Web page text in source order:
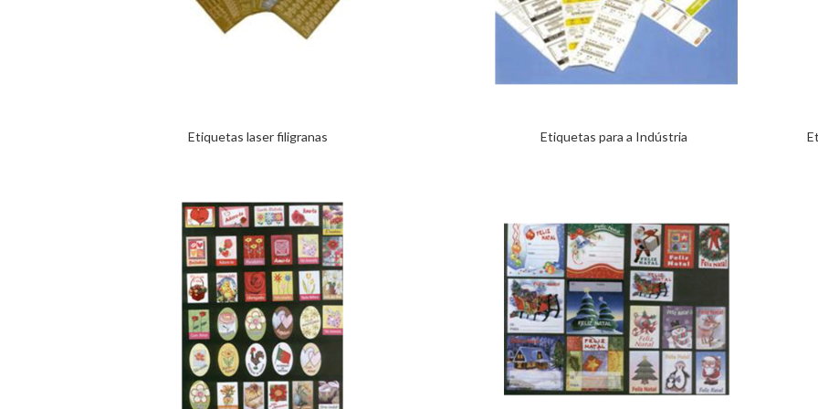
Etiquetas laser filigranas Etiquetas para a Indústria